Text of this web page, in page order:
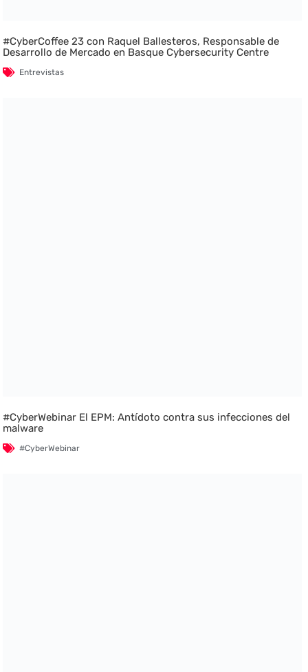
#CyberCoffee 23 con Raquel Ballesteros, Responsable de
Desarrollo de Mercado en Basque Cybersecurity Centre
Entrevistas
#CyberWebinar El EPM: Antídoto contra sus infecciones del
malware
#CyberWebinar